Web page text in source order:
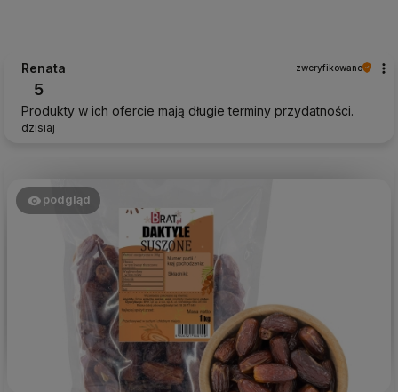
Renata zweryfikowano
5
Produkty w ich ofercie mają długie terminy przydatności.
dzisiaj
podgląd